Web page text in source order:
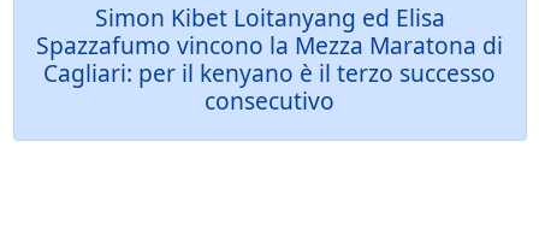
Simon Kibet Loitanyang ed Elisa
Spazzafumo vincono la Mezza Maratona di
Cagliari: per il kenyano è il terzo successo
consecutivo